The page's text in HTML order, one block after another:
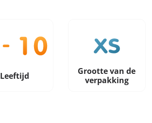
Leeftijd
Grootte van de
verpakking